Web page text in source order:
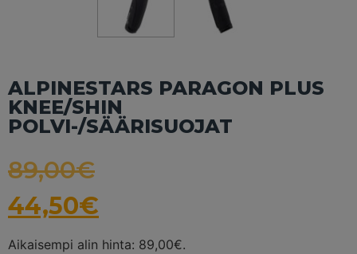
ALPINESTARS PARAGON PLUS
KNEE/SHIN
POLVI-/SÄÄRISUOJAT
89,00€
44,50€
Aikaisempi alin hinta: 89,00€.